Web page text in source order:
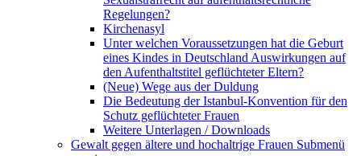
Regelungen?
Kirchenasyl
Unter welchen Voraussetzungen hat die Geburt
eines Kindes in Deutschland Auswirkungen auf
den Aufenthaltstitel geflüchteter Eltern?
(Neue) Wege aus der Duldung
Die Bedeutung der Istanbul-Konvention für den
Schutz geflüchteter Frauen
Weitere Unterlagen / Downloads
Gewalt gegen ältere und hochaltrige Frauen Submenü